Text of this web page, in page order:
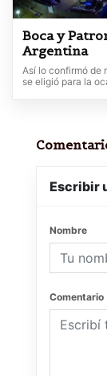
Boca y
Argentina
Así lo confirmó de
se eligió para la
Escribir
Nombre
Comentario